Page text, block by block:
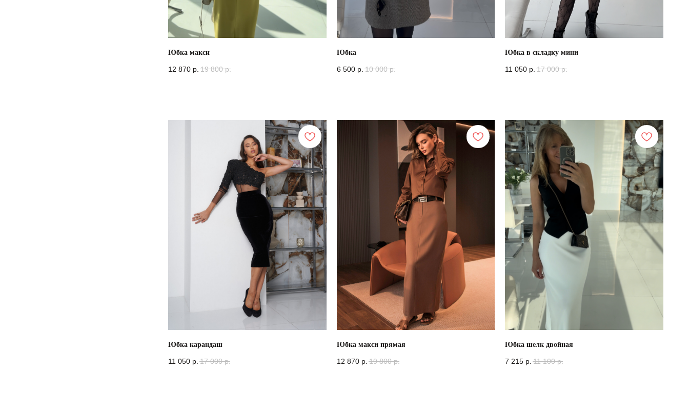
Юбка макси
12 870 р. 19 800 р.
Юбка
6 500 р. 10 000 р.
Юбка в складку мини
11 050 р. 17 000 р.
Юбка карандаш
11 050 р. 17 000 р.
Юбка макси прямая
12 870 р. 19 800 р.
Юбка шелк двойная
7 215 р. 11 100 р.